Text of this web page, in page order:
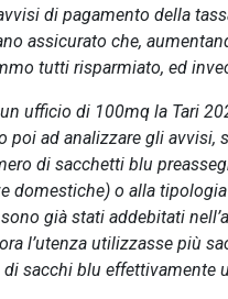
di pagamento della
assicurato che,
tutti risparmiato, ed
ufficio di 100mq la Tari
poi ad analizzare gli avvisi,
di sacchetti blu
domestiche) o alla
già stati addebitati
l’utenza utilizzasse più
sacchi blu effettivamente